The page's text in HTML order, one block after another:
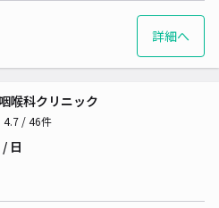
詳細へ
喉科クリニック
4.7 / 46件
/ 日